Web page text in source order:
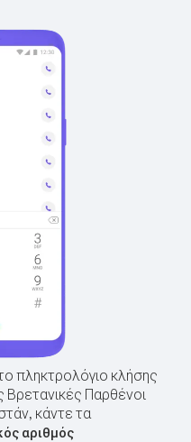
πληκτρολόγιο κλήσης
Βρετανικές Παρθένοι
κάντε τα
αριθμός